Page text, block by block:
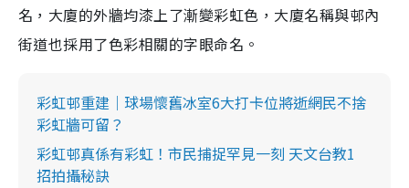
名，大廈的外牆均漆上了漸變彩虹色，大廈名稱與邨內
街道也採用了色彩相關的字眼命名。
彩虹邨重建｜球場懷舊冰室6大打卡位將逝網民不捨
彩虹牆可留？
彩虹邨真係有彩虹！市民捕捉罕見一刻 天文台教1
招拍攝秘訣